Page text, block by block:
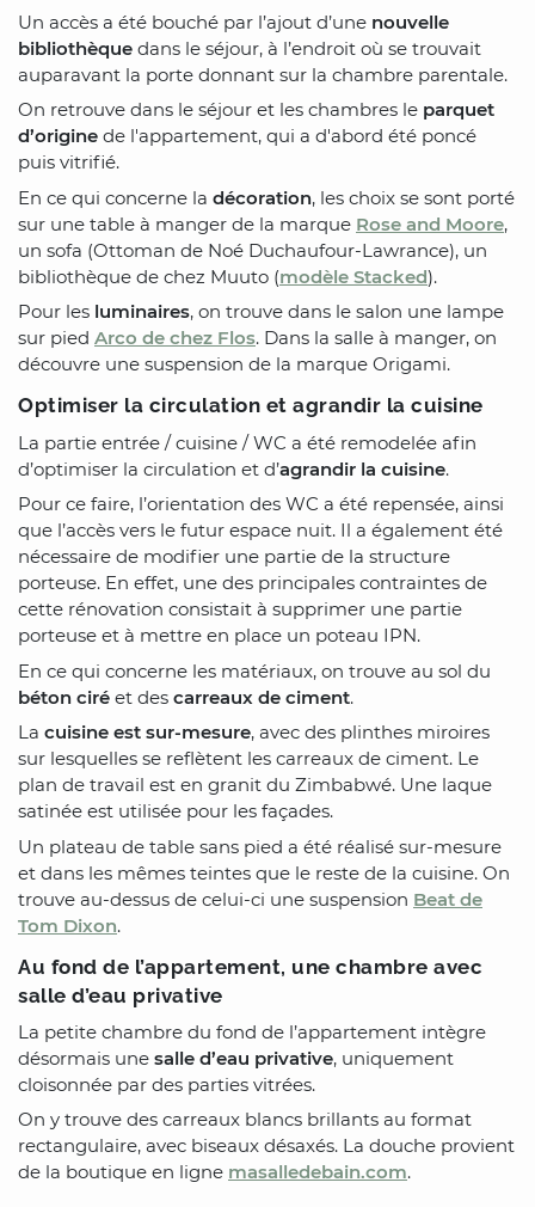
Un accès a été bouché par l’ajout d’une nouvelle
bibliothèque dans le séjour, à l’endroit où se trouvait
auparavant la porte donnant sur la chambre parentale.
On retrouve dans le séjour et les chambres le parquet
d’origine de l'appartement, qui a d'abord été poncé
puis vitrifié.
En ce qui concerne la décoration, les choix se sont porté
sur une table à manger de la marque Rose and Moore,
un sofa (Ottoman de Noé Duchaufour-Lawrance), un
bibliothèque de chez Muuto (modèle Stacked).
Pour les luminaires, on trouve dans le salon une lampe
sur pied Arco de chez Flos. Dans la salle à manger, on
découvre une suspension de la marque Origami.
Optimiser la circulation et agrandir la cuisine
La partie entrée / cuisine / WC a été remodelée afin
d’optimiser la circulation et d’agrandir la cuisine.
Pour ce faire, l’orientation des WC a été repensée, ainsi
que l’accès vers le futur espace nuit. Il a également été
nécessaire de modifier une partie de la structure
porteuse. En effet, une des principales contraintes de
cette rénovation consistait à supprimer une partie
porteuse et à mettre en place un poteau IPN.
En ce qui concerne les matériaux, on trouve au sol du
béton ciré et des carreaux de ciment.
La cuisine est sur-mesure, avec des plinthes miroires
sur lesquelles se reflètent les carreaux de ciment. Le
plan de travail est en granit du Zimbabwé. Une laque
satinée est utilisée pour les façades.
Un plateau de table sans pied a été réalisé sur-mesure
et dans les mêmes teintes que le reste de la cuisine. On
trouve au-dessus de celui-ci une suspension Beat de
Tom Dixon.
Au fond de l’appartement, une chambre avec
salle d’eau privative
La petite chambre du fond de l’appartement intègre
désormais une salle d’eau privative, uniquement
cloisonnée par des parties vitrées.
On y trouve des carreaux blancs brillants au format
rectangulaire, avec biseaux désaxés. La douche provient
de la boutique en ligne masalledebain.com.